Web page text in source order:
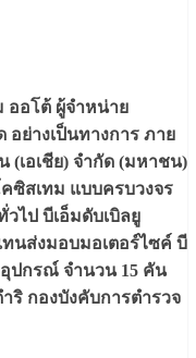
ออโต้ ผู้จำหน่าย
อย่างเป็นทางการ ภาย
(เอเชีย) จำกัด (มหาชน)
ซิสเทม แบบครบวงจร
ไป บีเอ็มดับเบิลยู
ทนส่งมอบมอเตอร์ไซค์ บี
อุปกรณ์ จำนวน 15 คัน
ริ กองบังคับการตำรวจ